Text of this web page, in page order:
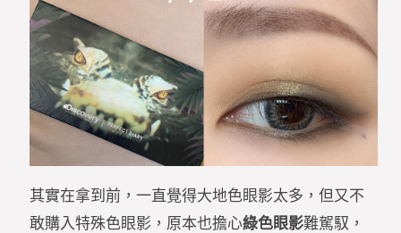
其實在拿到前，一直覺得大地色眼影太多，但又不
敢購入特殊色眼影，原本也擔心綠色眼影難駕馭，